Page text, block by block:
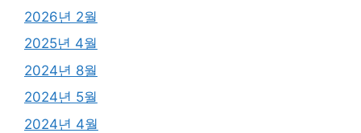
2026년 2월
2025년 4월
2024년 8월
2024년 5월
2024년 4월